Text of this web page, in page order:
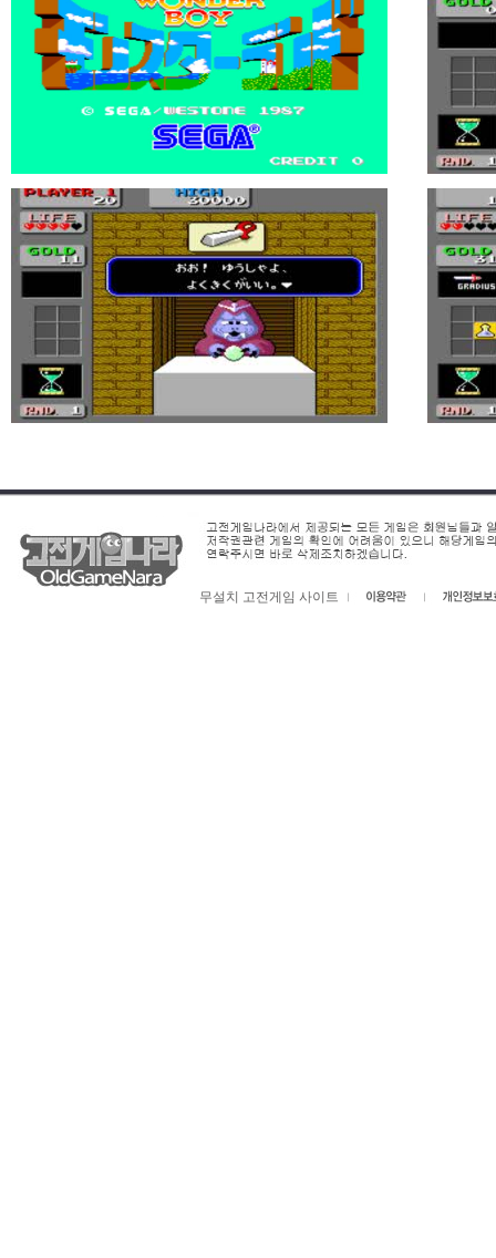
무설치 고전게임 사이트